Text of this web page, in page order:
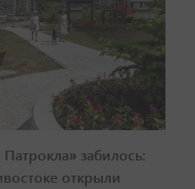
забилось:
открыли